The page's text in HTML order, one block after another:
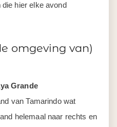
hier elke avond
omgeving van)
Grande
van Tamarindo wat
helemaal naar rechts en